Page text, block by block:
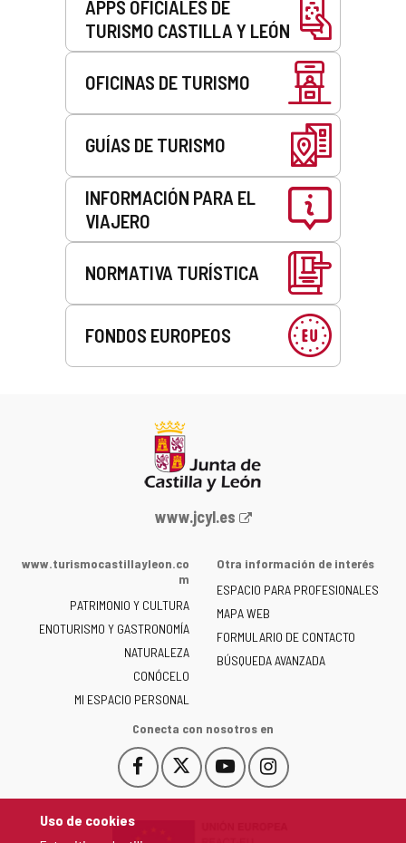
Uso de cookies
APPS OFICIALES DE
TURISMO CASTILLA Y LEÓN
OFICINAS DE TURISMO
GUÍAS DE TURISMO
INFORMACIÓN PARA EL
VIAJERO
NORMATIVA TURÍSTICA
FONDOS EUROPEOS
Portal
la
de
Castilla
y
León
-
www.jcyl.es
www.turismocastillayleon.co
m
PATRIMONIO Y CULTURA
ENOTURISMO Y GASTRONOMÍA
NATURALEZA
CONÓCELO
MI ESPACIO PERSONAL
Otra información de interés
ESPACIO PARA PROFESIONALES
MAPA WEB
FORMULARIO DE CONTACTO
BÚSQUEDA AVANZADA
Conecta con nosotros en
Facebook
Este
enlace
Este
enlace
YouTube
Este
enlace
Instagram
Este
enlace